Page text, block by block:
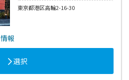
東京都港区高輪2-16-30
情報
選択